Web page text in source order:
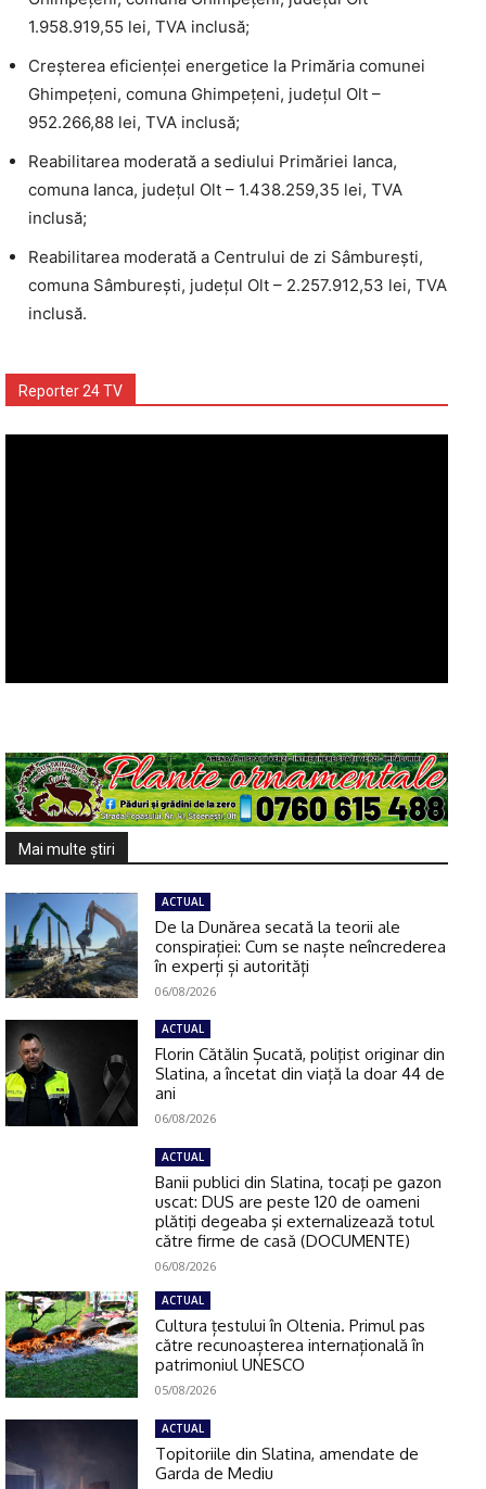
1.958.919,55 lei, TVA inclusă;
Creşterea eficienţei energetice la Primăria comunei
Ghimpeţeni, comuna Ghimpeţeni, judeţul Olt –
952.266,88 lei, TVA inclusă;
Reabilitarea moderată a sediului Primăriei Ianca,
comuna Ianca, judeţul Olt – 1.438.259,35 lei, TVA
inclusă;
Reabilitarea moderată a Centrului de zi Sâmbureşti,
comuna Sâmbureşti, judeţul Olt – 2.257.912,53 lei, TVA
inclusă.
Reporter 24 TV
Mai multe ştiri
ACTUAL
De la Dunărea secată la teorii ale
conspirației: Cum se naște neîncrederea
în experți și autorități
06/08/2026
ACTUAL
Florin Cătălin Șucată, poliţist originar din
Slatina, a încetat din viață la doar 44 de
ani
06/08/2026
ACTUAL
Banii publici din Slatina, tocaţi pe gazon
uscat: DUS are peste 120 de oameni
plătiţi degeaba şi externalizează totul
către firme de casă (DOCUMENTE)
06/08/2026
ACTUAL
Cultura țestului în Oltenia. Primul pas
către recunoașterea internațională în
patrimoniul UNESCO
05/08/2026
ACTUAL
Topitoriile din Slatina, amendate de
Garda de Mediu